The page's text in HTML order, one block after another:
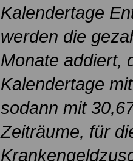
Kalendertage
werden die
Monate addiert,
Kalendertage
sodann mit
Zeiträume, für